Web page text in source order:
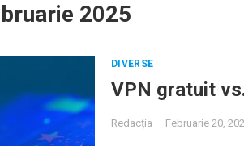
2025
DIVERSE
VPN gratuit
Redacția — Februarie 20,